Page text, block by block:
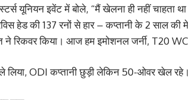
यूनियन इवेंट में बोले, “मैं खेलना ही नहीं
हेड की 137 रनों से हार – कप्तानी के 2 साल
ने रिकवर किया। आज हम इमोशनल जर्नी, T20
लिया, ODI कप्तानी छुड़ी लेकिन 50-ओवर खेल